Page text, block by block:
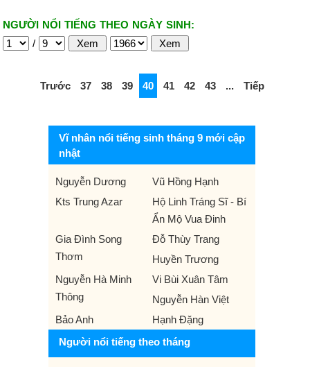
NGƯỜI NỔI TIẾNG THEO NGÀY SINH:
/
Trước 37 38 39 40 41 42 43 ... Tiếp
Vĩ nhân nổi tiếng sinh tháng 9 mới cập
nhật
Nguyễn Dương
Vũ Hồng Hạnh
Kts Trung Azar
Hộ Linh Tráng Sĩ - Bí
Ẩn Mộ Vua Đinh
Gia Đình Song
Thơm
Đỗ Thùy Trang
Huyền Trương
Nguyễn Hà Minh
Thông
Vi Bùi Xuân Tâm
Nguyễn Hàn Việt
Bảo Anh
Hạnh Đặng
Người nổi tiếng theo tháng